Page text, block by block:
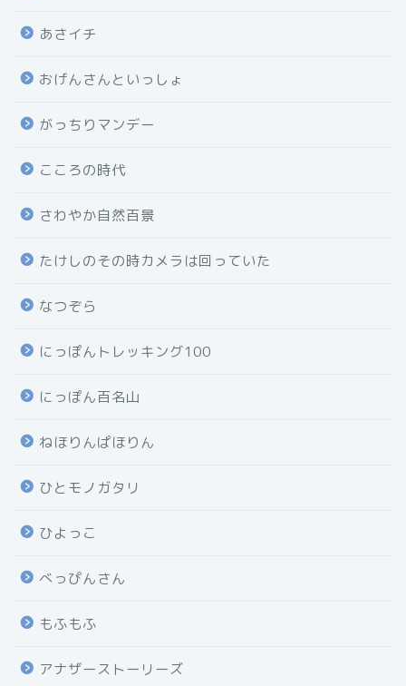
あさイチ
おげんさんといっしょ
がっちりマンデー
こころの時代
さわやか自然百景
たけしのその時カメラは回っていた
なつぞら
にっぽんトレッキング100
にっぽん百名山
ねほりんぱほりん
ひとモノガタリ
ひよっこ
べっぴんさん
もふもふ
アナザーストーリーズ